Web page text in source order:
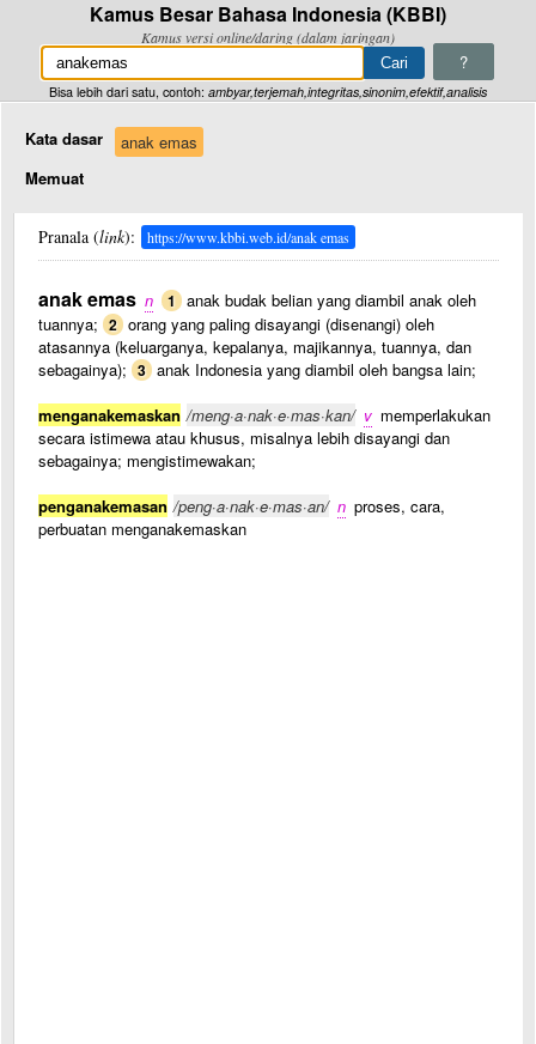
Kamus Besar Bahasa Indonesia (KBBI)
Kamus versi online/daring (dalam jaringan)
?
Bisa lebih dari satu, contoh: ambyar,terjemah,integritas,sinonim,efektif,analisis
Kata dasar
anak emas
Memuat
Pranala (link): https://www.kbbi.web.id/anak emas
anak emas n 1 anak budak belian yang diambil anak oleh
tuannya; 2 orang yang paling disayangi (disenangi) oleh
atasannya (keluarganya, kepalanya, majikannya, tuannya, dan
sebagainya); 3 anak Indonesia yang diambil oleh bangsa lain;
menganakemaskan /meng·a·nak·e·mas·kan/ v memperlakukan
secara istimewa atau khusus, misalnya lebih disayangi dan
sebagainya; mengistimewakan;
penganakemasan /peng·a·nak·e·mas·an/ n proses, cara,
perbuatan menganakemaskan